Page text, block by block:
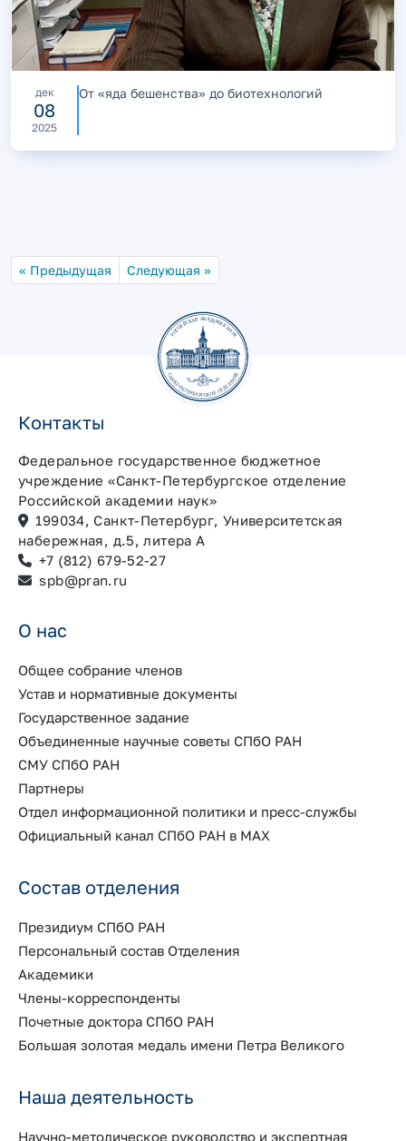
дек
08
2025
От «яда бешенства» до биотехнологий
« Предыдущая Следующая »
Контакты
Федеральное государственное бюджетное
учреждение «Санкт-Петербургское отделение
Российской академии наук»
199034, Санкт-Петербург, Университетская
набережная, д.5, литера А
+7 (812) 679-52-27
spb@pran.ru
О нас
Общее собрание членов
Устав и нормативные документы
Государственное задание
Объединенные научные советы СПбО РАН
СМУ СПбО РАН
Партнеры
Отдел информационной политики и пресс-службы
Официальный канал СПбО РАН в MAX
Состав отделения
Президиум СПбО РАН
Персональный состав Отделения
Академики
Члены-корреспонденты
Почетные доктора СПбО РАН
Большая золотая медаль имени Петра Великого
Наша деятельность
Научно-методическое руководство и экспертная